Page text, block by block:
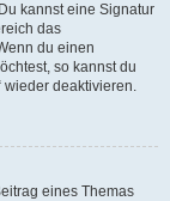
kannst eine Signatur
das
du einen
so kannst du
wieder deaktivieren.
eines Themas